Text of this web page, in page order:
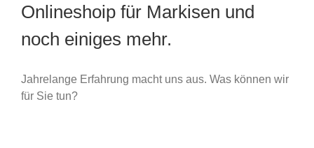
Onlineshoip für Markisen und
noch einiges mehr.
Jahrelange Erfahrung macht uns aus. Was können wir
für Sie tun?